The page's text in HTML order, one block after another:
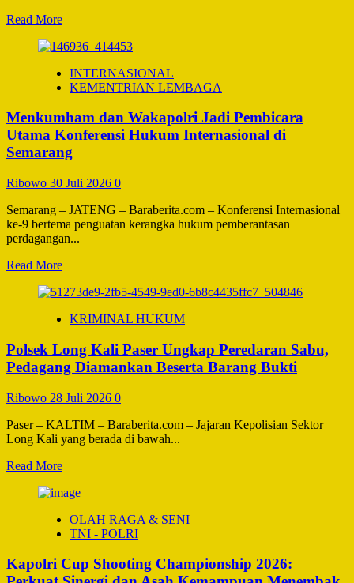
Read MoreRead
about
Umumkan
Daftar
Kompolnas
Awards
2026,
Apresiasi
dan
Personel
Berprestasi
Polri
INTERNASIONAL
KEMENTRIAN LEMBAGA
Menkumham dan Wakapolri Jadi Pembicara
Utama Konferensi Hukum Internasional di
Semarang
Ribowo 30 Juli 2026 0
Semarang – JATENG – Baraberita.com – Konferensi Internasional
ke-9 bertema penguatan kerangka hukum pemberantasan
perdagangan...
Read MoreRead
about
dan
Jadi
Pembicara
Utama
Konferensi
Hukum
Internasional
di
Semarang
KRIMINAL HUKUM
Polsek Long Kali Paser Ungkap Peredaran Sabu,
Pedagang Diamankan Beserta Barang Bukti
Ribowo 28 Juli 2026 0
Paser – KALTIM – Baraberita.com – Jajaran Kepolisian Sektor
Long Kali yang berada di bawah...
Read MoreRead
about
Long
Kali
Ungkap
Peredaran
OLAH RAGA & SENI
TNI - POLRI
Kapolri Cup Shooting Championship 2026: